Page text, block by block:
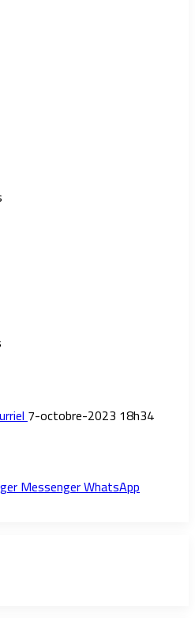
7-octobre-2023 18h34
MessengerWhatsApp